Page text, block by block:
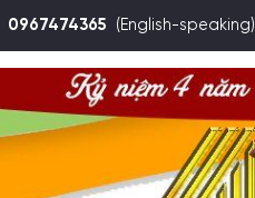
0967474365 (English-speaking)